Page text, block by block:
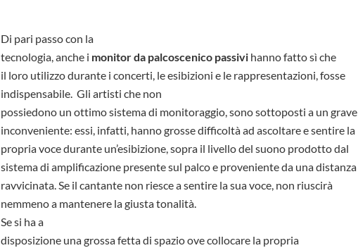
Di pari passo con la
tecnologia, anche i monitor da palcoscenico passivi hanno fatto sì che
il loro utilizzo durante i concerti, le esibizioni e le rappresentazioni, fosse
indispensabile. Gli artisti che non
possiedono un ottimo sistema di monitoraggio, sono sottoposti a un grave
inconveniente: essi, infatti, hanno grosse difficoltà ad ascoltare e sentire la
propria voce durante un’esibizione, sopra il livello del suono prodotto dal
sistema di amplificazione presente sul palco e proveniente da una distanza
ravvicinata. Se il cantante non riesce a sentire la sua voce, non riuscirà
nemmeno a mantenere la giusta tonalità.
Se si ha a
disposizione una grossa fetta di spazio ove collocare la propria